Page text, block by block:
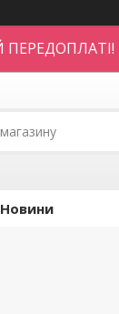
Новини